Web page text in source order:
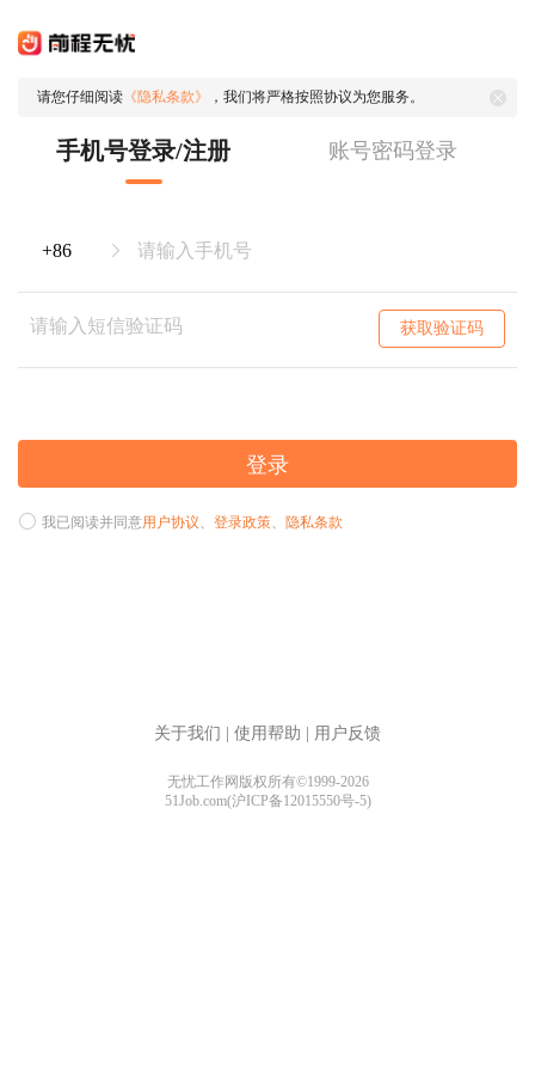
请您仔细阅读 《隐私条款》 ，我们将严格按照协议为您服务。
手机号登录/注册 账号密码登录
获取验证码
登录
我已阅读并同意用户协议、 登录政策、 隐私条款
关于我们 使用帮助 用户反馈
无忧工作网版权所有©1999-2026
51Job.com(沪ICP备12015550号-5)